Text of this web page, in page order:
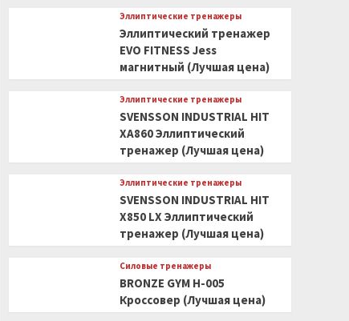
Эллиптические тренажеры
Эллиптический тренажер
EVO FITNESS Jess
магнитный (Лучшая цена)
Эллиптические тренажеры
SVENSSON INDUSTRIAL HIT
XA860 Эллиптический
тренажер (Лучшая цена)
Эллиптические тренажеры
SVENSSON INDUSTRIAL HIT
X850 LX Эллиптический
тренажер (Лучшая цена)
Силовые тренажеры
BRONZE GYM H-005
Кроссовер (Лучшая цена)